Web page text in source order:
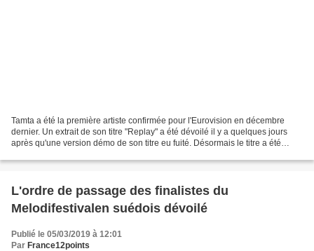
Tamta a été la première artiste confirmée pour l'Eurovision en décembre
dernier. Un extrait de son titre "Replay" a été dévoilé il y a quelques jours
après qu'une version démo de son titre eu fuité. Désormais le titre a été
L'ordre de passage des finalistes du
Melodifestivalen suédois dévoilé
Publié le 05/03/2019 à 12:01
Par France12points